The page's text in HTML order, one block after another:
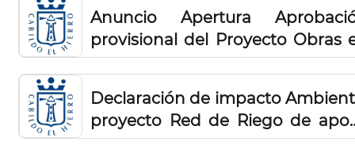
de los inmuebles destinados a
sede institucional del Cabildo.
Anuncio Apertura
provisional del Proyecto Obras
el Camino de Jinama
ladera en tramo afectado
Declaración de impacto
proyecto Red de Riego de
san Andres-Isora